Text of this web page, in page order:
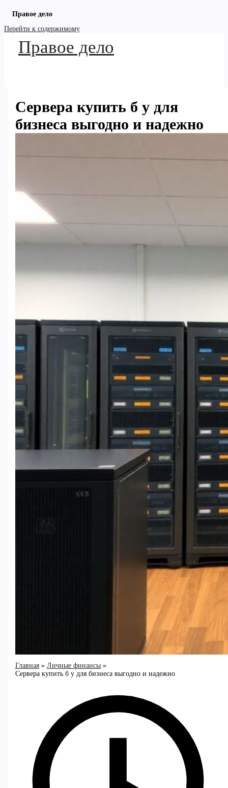
Правое дело
Перейти к содержимому
Правое дело
Сервера купить б у для
бизнеса выгодно и надежно
Главная
Личные финансы
Сервера купить б у для бизнеса выгодно и надежно